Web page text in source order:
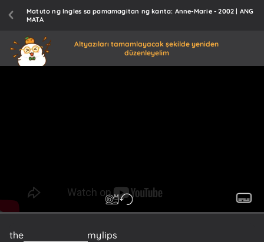
Matuto ng Ingles sa pamamagitan ng kanta: Anne-Marie - 2002 | ANG
MATA
Altyazıları tamamlayacak şekilde yeniden
düzenleyelim
the mylips